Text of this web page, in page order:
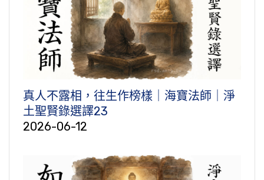
真人不露相，往生作榜樣｜海寶法師｜淨
土聖賢錄選譯23
2026-06-12